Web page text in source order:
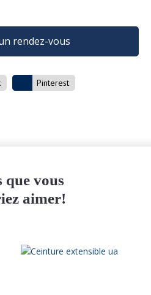
rendez-vous
Pinterest
que vous
aimer!